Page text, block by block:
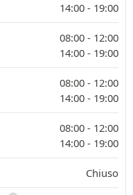
14:00 - 19:00
08:00 - 12:00
14:00 - 19:00
08:00 - 12:00
14:00 - 19:00
08:00 - 12:00
14:00 - 19:00
Chiuso